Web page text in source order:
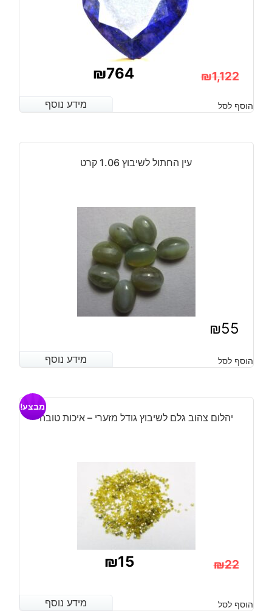
₪1,122
המקורי
היה:
₪764
הנוכחי
הוא:
מידע נוסף הוסף לסל מידע נוסף
עין החתול לשיבוץ 1.06 קרט
₪55
מידע נוסף הוסף לסל מידע נוסף
יהלום צהוב גלם לשיבוץ גודל מזערי – איכות טובה
מבצע!
₪22
המקורי
₪15
הנוכחי
מידע נוסף הוסף לסל מידע נוסף